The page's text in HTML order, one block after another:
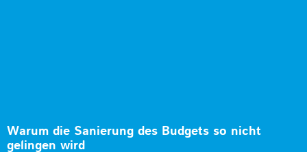
Warum die Sanierung des Budgets so nicht
gelingen wird